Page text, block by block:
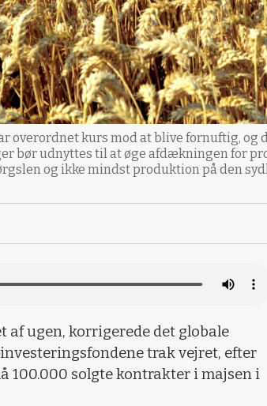
overordnet kurs mod at blive fornuftig, og
bør udnyttes til at øge afdækningen for
og ikke mindst produktion på den
af ugen, korrigerede det globale
trak vejret, efter
100.000 solgte kontrakter i majsen i